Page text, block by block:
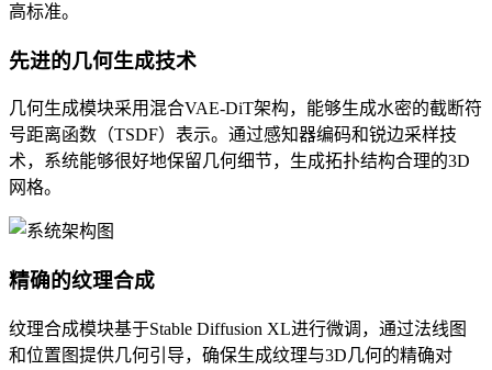
高标准。
先进的几何生成技术
几何生成模块采用混合VAE-DiT架构，能够生成水密的截断符
号距离函数（TSDF）表示。通过感知器编码和锐边采样技
术，系统能够很好地保留几何细节，生成拓扑结构合理的3D
网格。
精确的纹理合成
纹理合成模块基于Stable Diffusion XL进行微调，通过法线图
和位置图提供几何引导，确保生成纹理与3D几何的精确对